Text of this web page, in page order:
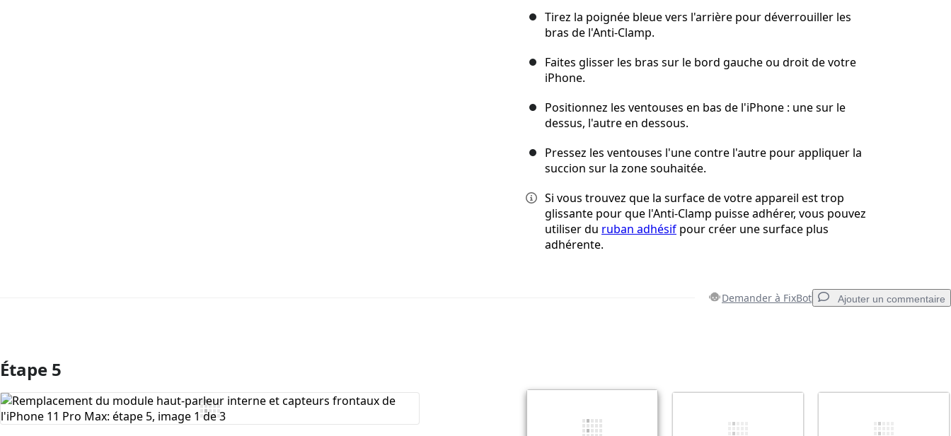
Tirez la poignée bleue vers l'arrière pour déverrouiller les
bras de l'Anti-Clamp.
Faites glisser les bras sur le bord gauche ou droit de votre
iPhone.
Positionnez les ventouses en bas de l'iPhone : une sur le
dessus, l'autre en dessous.
Pressez les ventouses l'une contre l'autre pour appliquer la
succion sur la zone souhaitée.
Si vous trouvez que la surface de votre appareil est trop
glissante pour que l'Anti-Clamp puisse adhérer, vous pouvez
utiliser du ruban adhésif pour créer une surface plus
adhérente.
Demander à FixBot Ajouter un commentaire
Ajouter un commentaire
Étape 5